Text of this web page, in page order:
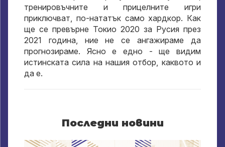
тренировъчните и прицелните игри
приключват, по-нататък само хардкор. Как
ще се превърне Токио 2020 за Русия през
2021 година, ние не се ангажираме да
прогнозираме. Ясно е едно - ще видим
истинската сила на нашия отбор, каквото и
да е.
Последни новини